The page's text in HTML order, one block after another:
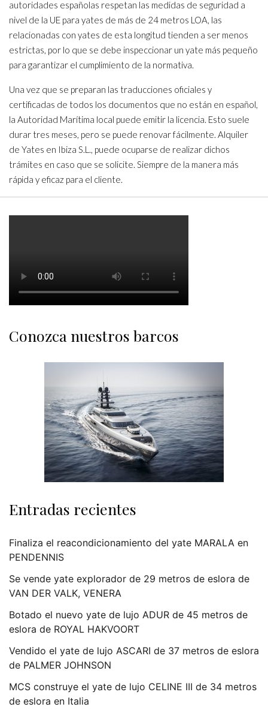
autoridades españolas respetan las medidas de seguridad a
nivel de la UE para yates de más de 24 metros LOA, las
relacionadas con yates de esta longitud tienden a ser menos
estrictas, por lo que se debe inspeccionar un yate más pequeño
para garantizar el cumplimiento de la normativa.
Una vez que se preparan las traducciones oficiales y
certificadas de todos los documentos que no están en español,
la Autoridad Marítima local puede emitir la licencia. Esto suele
durar tres meses, pero se puede renovar fácilmente. Alquiler
de Yates en Ibiza S.L., puede ocuparse de realizar dichos
trámites en caso que se solicite. Siempre de la manera más
rápida y eficaz para el cliente.
Conozca nuestros barcos
Entradas recientes
Finaliza el reacondicionamiento del yate MARALA en
PENDENNIS
Se vende yate explorador de 29 metros de eslora de
VAN DER VALK, VENERA
Botado el nuevo yate de lujo ADUR de 45 metros de
eslora de ROYAL HAKVOORT
Vendido el yate de lujo ASCARI de 37 metros de eslora
de PALMER JOHNSON
MCS construye el yate de lujo CELINE III de 34 metros
de eslora en Italia